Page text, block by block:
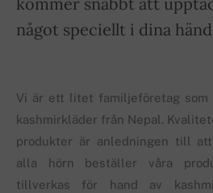
något speciellt i dina
Vi är ett litet familjeföretag som
kashmirkläder från Nepal.
produkter är anledningen till
alla hörn beställer våra
tillverkas för hand av